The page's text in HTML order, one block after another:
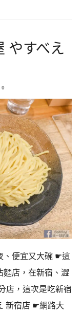
やすべえ
0
、便宜又大碗 ☛這
麵店，在新宿、澀
店，這次是吃新宿
新宿店 ☛網路大